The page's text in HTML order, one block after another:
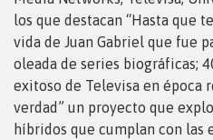
los que destacan “Hasta que
vida de Juan Gabriel que fue
oleada de series biográficas;
exitoso de Televisa en época
verdad” un proyecto que
híbridos que cumplan con las